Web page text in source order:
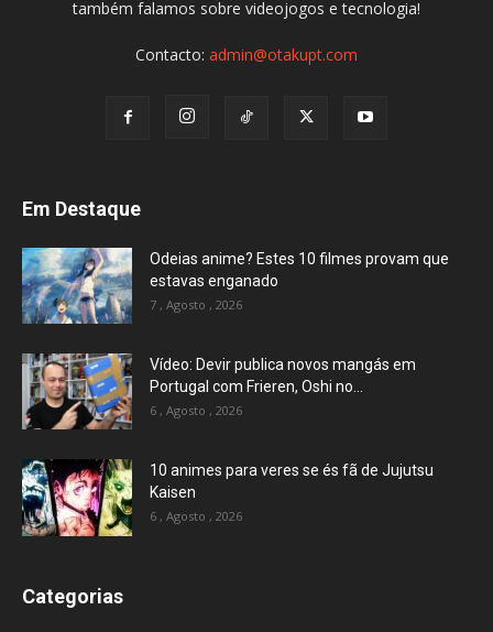
também falamos sobre videojogos e tecnologia!
Contacto: admin@otakupt.com
Em Destaque
Odeias anime? Estes 10 filmes provam que
estavas enganado
7 , Agosto , 2026
Vídeo: Devir publica novos mangás em
Portugal com Frieren, Oshi no...
6 , Agosto , 2026
10 animes para veres se és fã de Jujutsu
Kaisen
6 , Agosto , 2026
Categorias